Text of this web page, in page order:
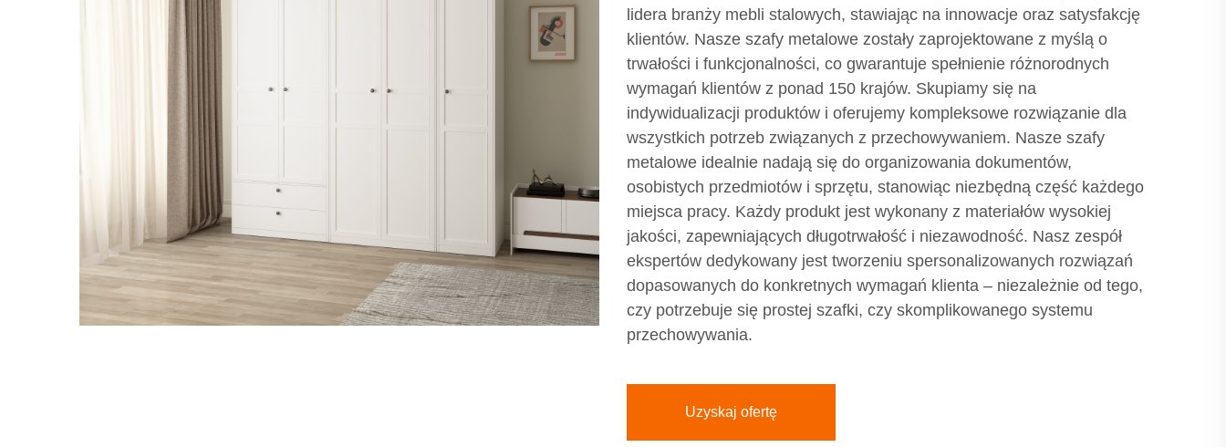
lidera branży mebli stalowych, stawiając na innowacje oraz satysfakcję
klientów. Nasze szafy metalowe zostały zaprojektowane z myślą o
trwałości i funkcjonalności, co gwarantuje spełnienie różnorodnych
wymagań klientów z ponad 150 krajów. Skupiamy się na
indywidualizacji produktów i oferujemy kompleksowe rozwiązanie dla
wszystkich potrzeb związanych z przechowywaniem. Nasze szafy
metalowe idealnie nadają się do organizowania dokumentów,
osobistych przedmiotów i sprzętu, stanowiąc niezbędną część każdego
miejsca pracy. Każdy produkt jest wykonany z materiałów wysokiej
jakości, zapewniających długotrwałość i niezawodność. Nasz zespół
ekspertów dedykowany jest tworzeniu spersonalizowanych rozwiązań
dopasowanych do konkretnych wymagań klienta – niezależnie od tego,
czy potrzebuje się prostej szafki, czy skomplikowanego systemu
przechowywania.
Uzyskaj ofertę